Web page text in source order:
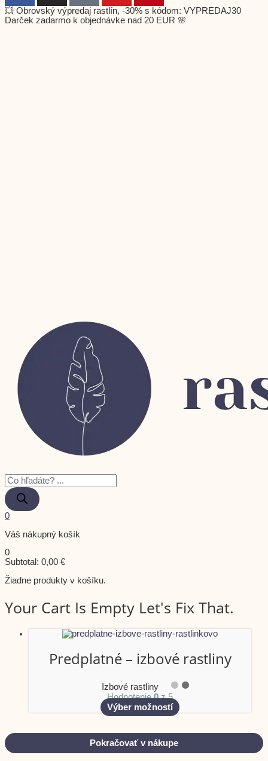
💥 Obrovský výpredaj rastlín, -30% s kódom: VYPREDAJ30
Darček zadarmo k objednávke nad 20 EUR 🌸
0
Váš nákupný košík
0
Subtotal: 0,00 €
Žiadne produkty v košíku.
Your Cart Is Empty Let's Fix That.
Predplatné – izbové rastliny
Izbové rastliny
Hodnotenie0z 5
Výber možností
Pokračovať v nákupe